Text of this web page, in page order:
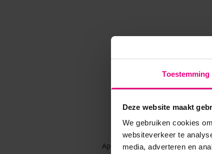
Toestemming
Deze website maakt
We gebruiken cookies
websiteverkeer te
media, adverteren en
Application error: a client-side